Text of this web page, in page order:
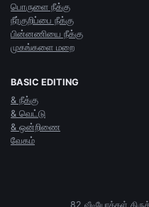
பொருளை நீக்கு
நீர்குறிப்பை நீக்கு
பின்னணியை நீக்கு
முகங்களை மறை
BASIC EDITING
& நீக்கு
& வெட்டு
& ஒன்றிணை
வேகம்
82 வீடியோக்கள்